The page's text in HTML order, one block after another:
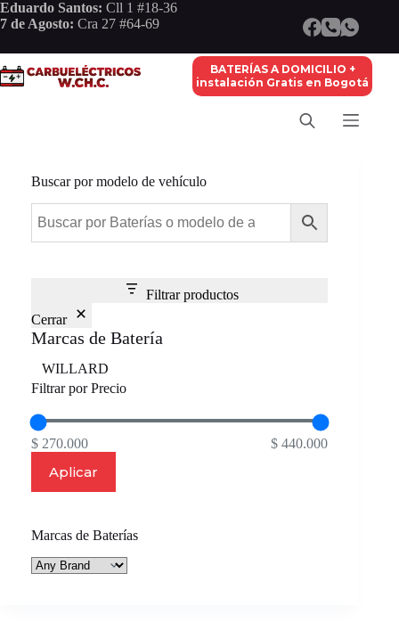
Saltar
al
Eduardo Santos: Cll 1 #18-36
7 de Agosto: Cra 27 #64-69
BATERÍAS A DOMICILIO +
instalación Gratis en Bogotá
Buscar por modelo de vehículo
Filtrar productos
Cerrar
Marcas de Batería
Marca
WILLARD
Filtrar por Precio
$ 270.000 $ 440.000
Aplicar
Marcas de Baterías